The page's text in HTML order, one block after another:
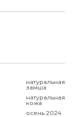
натуральная
замша
натуральная
кожа
осень 2024